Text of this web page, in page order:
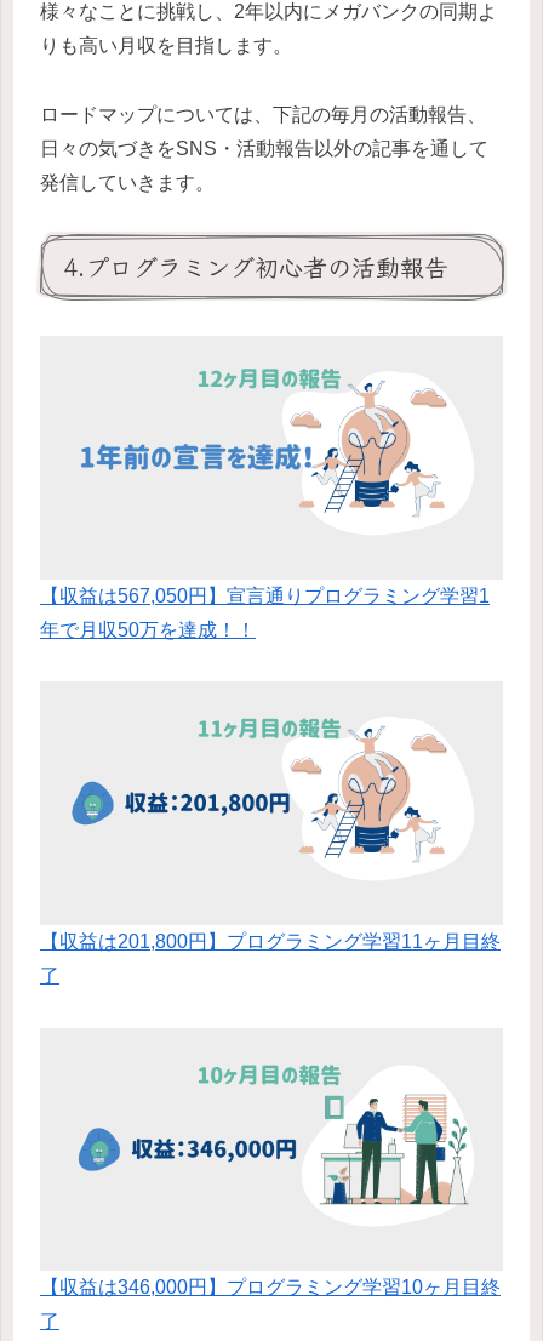
様々なことに挑戦し、2年以内にメガバンクの同期よ
りも高い月収を目指します。
ロードマップについては、下記の毎月の活動報告、
日々の気づきをSNS・活動報告以外の記事を通して
発信していきます。
4.プログラミング初心者の活動報告
【収益は567,050円】宣言通りプログラミング学習1
年で月収50万を達成！！
【収益は201,800円】プログラミング学習11ヶ月目終
了
【収益は346,000円】プログラミング学習10ヶ月目終
了